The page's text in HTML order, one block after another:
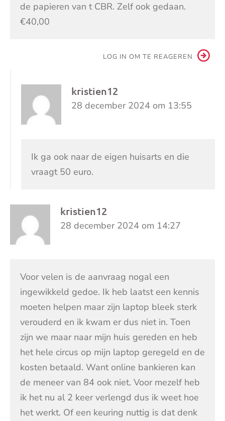
de papieren van t CBR. Zelf ook gedaan.
€40,00
LOG IN OM TE REAGEREN
kristien12
28 december 2024 om 13:55
Ik ga ook naar de eigen huisarts en die
vraagt 50 euro.
kristien12
28 december 2024 om 14:27
Voor velen is de aanvraag nogal een
ingewikkeld gedoe. Ik heb laatst een kennis
moeten helpen maar zijn laptop bleek sterk
verouderd en ik kwam er dus niet in. Toen
zijn we maar naar mijn huis gereden en heb
het hele circus op mijn laptop geregeld en de
kosten betaald. Want online bankieren kan
de meneer van 84 ook niet. Voor mezelf heb
ik het nu al 2 keer verlengd dus ik weet hoe
het werkt. Of een keuring nuttig is dat denk